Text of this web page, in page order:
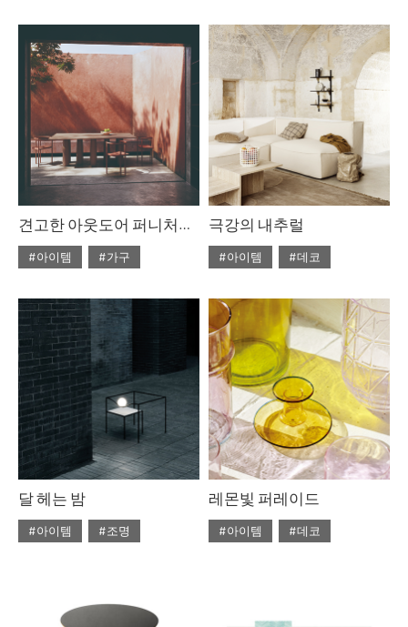
#ISSUE265
#테이블
견고한 아웃도어 퍼니처를 찾고 있다면
#아이템
#가구
#ISSUE263
#테이블
극강의 내추럴
#아이템
#데코
#6월호 뉴
#뉴
#디올
#라탄
#리넨
#우드
#의자
#자라홈
#조명
#체어
#테이블
#토즈
#펌리빙
달 헤는 밤
#아이템
#조명
#조명 디자인
#테이블
레몬빛 퍼레이드
#아이템
#데코